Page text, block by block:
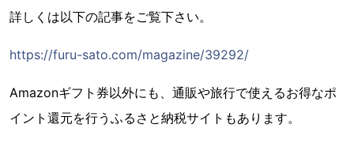
詳しくは以下の記事をご覧下さい。
https://furu-sato.com/magazine/39292/
Amazonギフト券以外にも、通販や旅行で使えるお得なポ
イント還元を行うふるさと納税サイトもあります。